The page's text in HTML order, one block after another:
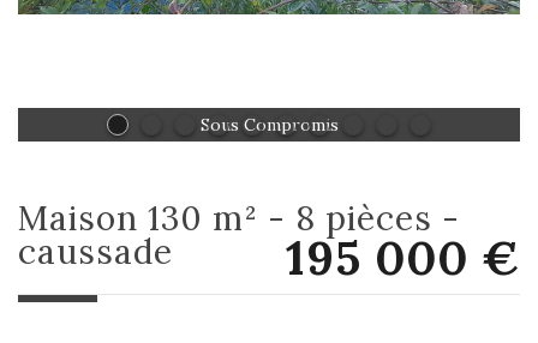
Sous Compromis
maison 130 m² - 8 pièces -
caussade 195 000 €